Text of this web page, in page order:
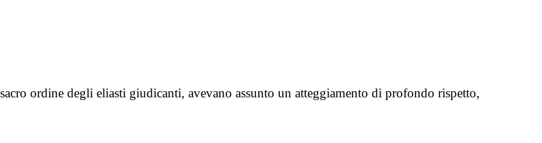
ordine degli eliasti giudicanti, avevano assunto un atteggiamento di profondo rispetto,